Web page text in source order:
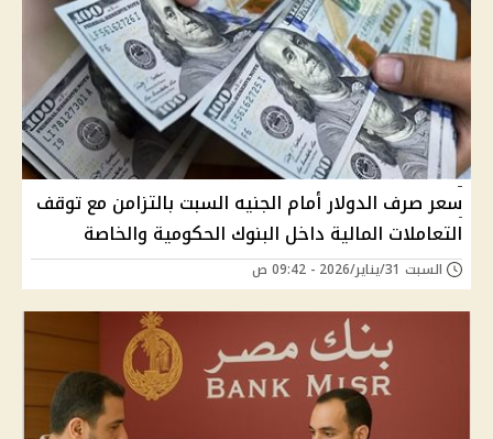
سعر صرف الدولار أمام الجنيه السبت بالتزامن مع توقف
التعاملات المالية داخل البنوك الحكومية والخاصة
السبت 31/يناير/2026 - 09:42 ص